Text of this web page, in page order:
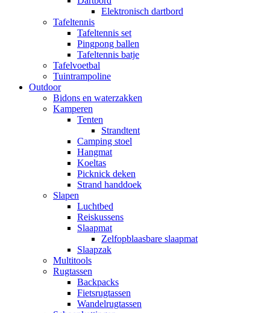
Elektronisch dartbord
Tafeltennis
Tafeltennis set
Pingpong ballen
Tafeltennis batje
Tafelvoetbal
Tuintrampoline
Outdoor
Bidons en waterzakken
Kamperen
Tenten
Strandtent
Camping stoel
Hangmat
Koeltas
Picknick deken
Strand handdoek
Slapen
Luchtbed
Reiskussens
Slaapmat
Zelfopblaasbare slaapmat
Slaapzak
Multitools
Rugtassen
Backpacks
Fietsrugtassen
Wandelrugtassen